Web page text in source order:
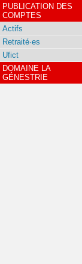
PUBLICATION DES
COMPTES
Actifs
Retraité·es
Ufict
DOMAINE LA
GÉNESTRIE